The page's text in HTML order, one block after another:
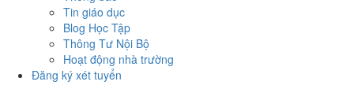
Tin giáo dục
Blog Học Tập
Thông Tư Nội Bộ
Hoạt động nhà trường
Đăng ký xét tuyển